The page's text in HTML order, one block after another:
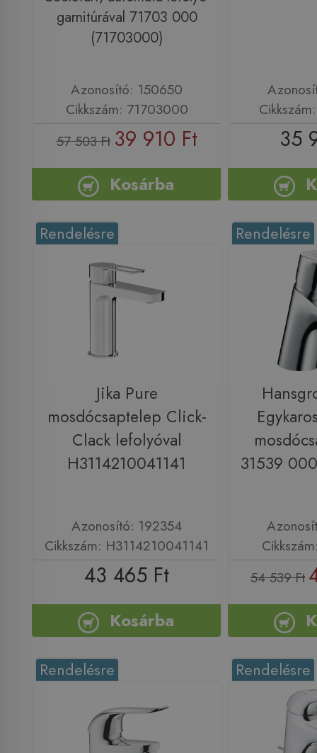
garnitúrával 71703 000
(71703000)
Azonosító: 150650
Cikkszám: 71703000
57 503 Ft 39 910 Ft
Kosárba
35
Rendelésre
Jika Pure
mosdócsaptelep Click-
Clack lefolyóval
H3114210041141
Azonosító: 192354
Cikkszám: H3114210041141
43 465 Ft
Kosárba
Rendelésre
31539
54 539 Ft
Rendelésre Rendelésre